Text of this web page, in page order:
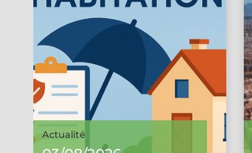
Actualité